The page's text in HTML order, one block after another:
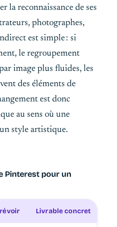
la reconnaissance de ses
photographes,
est simple : si
le regroupement
image plus fluides, les
des éléments de
est donc
au sens où une
style artistique.
Pinterest pour un
Livrable concret